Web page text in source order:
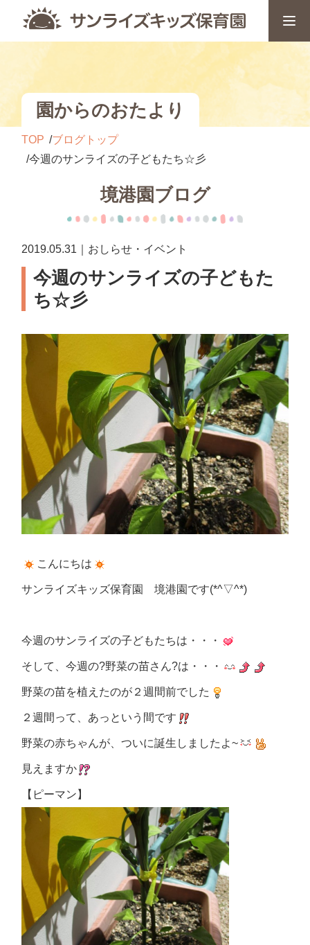
園からのおたより
TOP
ブログトップ
今週のサンライズの子どもたち☆彡
境港園ブログ
2019.05.31｜おしらせ・イベント
今週のサンライズの子どもた
ち☆彡
こんにちは
サンライズキッズ保育園 境港園です(*^▽^*)
今週のサンライズの子どもたちは・・・
そして、今週の?野菜の苗さん?は・・・
野菜の苗を植えたのが２週間前でした
２週間って、あっという間です
野菜の赤ちゃんが、ついに誕生しましたよ~
見えますか
【ピーマン】